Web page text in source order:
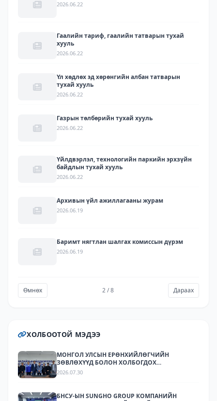
2026.06.22
Гаалийн тариф, гаалийн татварын тухай
хууль
2026.06.22
Үл хөдлөх эд хөрөнгийн албан татварын
тухай хууль
2026.06.22
Газрын төлбөрийн тухай хууль
2026.06.22
Үйлдвэрлэл, технологийн паркийн эрхзүйн
байдлын тухай хууль
2026.06.22
Архивын үйл ажиллагааны журам
2026.06.19
Баримт нягтлан шалгах комиссын дүрэм
2026.06.19
Өмнөх 2 / 8 Дараах
ХОЛБООТОЙ МЭДЭЭ
МОНГОЛ УЛСЫН ЕРӨНХИЙЛӨГЧИЙН
ЗӨВЛӨХҮҮД БОЛОН ХОЛБОГДОХ
БАЙГУУЛЛАГУУДЫН ТӨЛӨӨЛӨЛ НАЛАЙХЫН
2026.07.30
БНСУ-ЫН SUNGHO GROUP КОМПАНИЙН